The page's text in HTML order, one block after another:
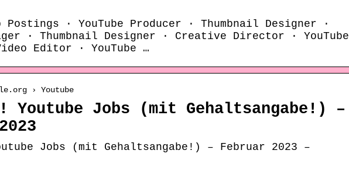
Postings · YouTube Producer · Thumbnail Designer ·
· Thumbnail Designer · Creative Director · YouTube
Editor · YouTube …
› Youtube
Youtube Jobs (mit Gehaltsangabe!) –
Jobs (mit Gehaltsangabe!) – Februar 2023 –